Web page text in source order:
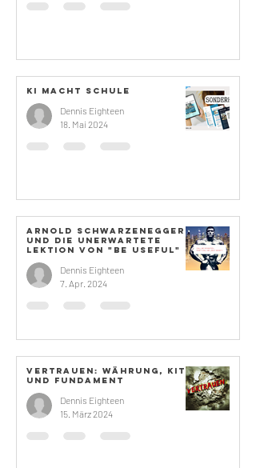
KI Macht schule
Dennis Eighteen
18. Mai 2024
Arnold Schwarzenegger
und die unerwartete
Lektion von "Be Useful"
Dennis Eighteen
7. Apr. 2024
Vertrauen: Währung, Kitt
und Fundament
Dennis Eighteen
15. März 2024